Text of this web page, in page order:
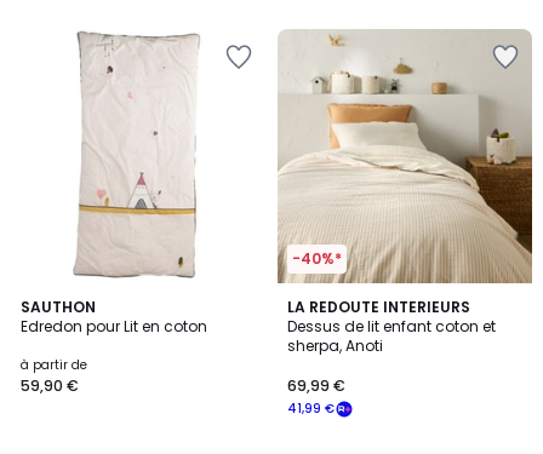
SAUTHON
Edredon pour Lit en coton
à partir de
59,90 €
4
Couleurs
-40%*
LA REDOUTE INTERIEURS
Dessus de lit enfant coton et
sherpa, Anoti
41,99 €
69,99 €
5
/
5